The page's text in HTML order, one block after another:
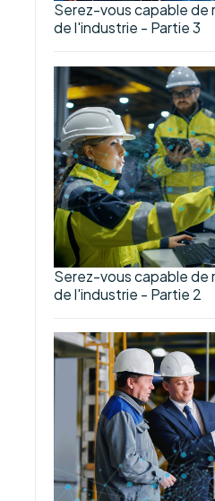
Serez-vous capable de
de l'industrie - Partie 3
Serez-vous capable de
de l'industrie - Partie 2